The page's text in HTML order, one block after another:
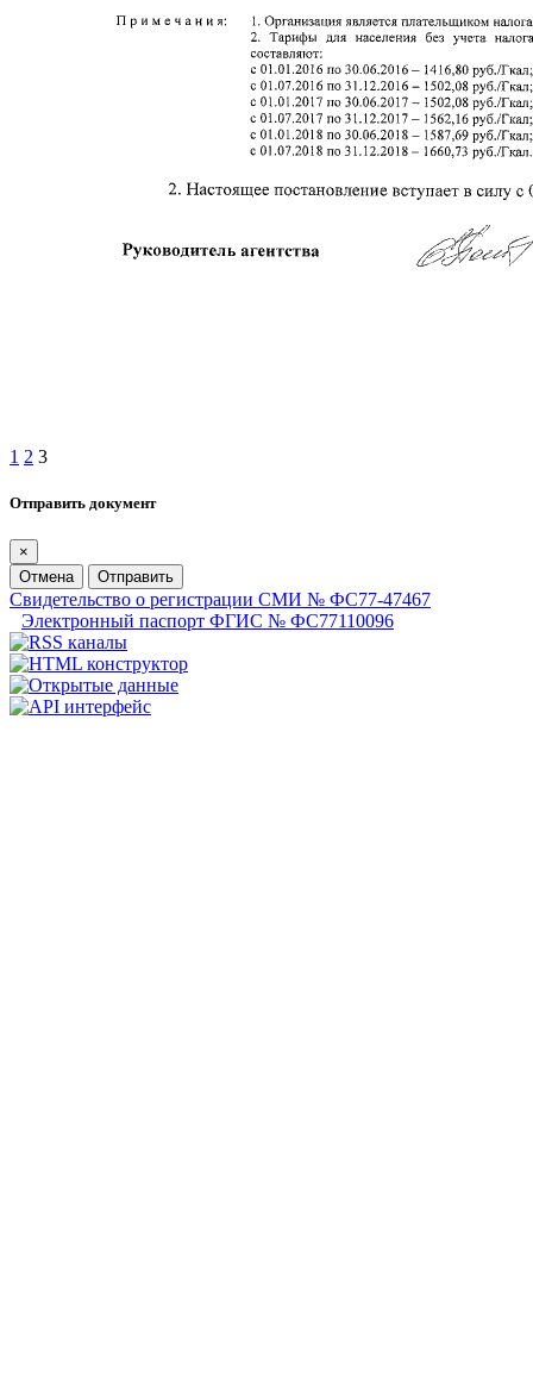
1 2 3
Отправить документ
×
Отмена
Отправить
Свидетельство о регистрации СМИ № ФС77-47467
Электронный паспорт ФГИС № ФС77110096